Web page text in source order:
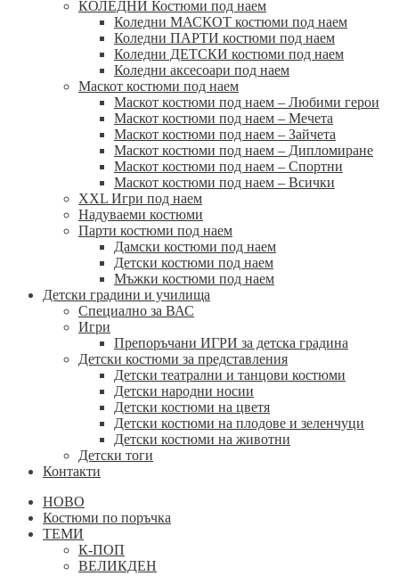
КОЛЕДНИ Костюми под наем
Коледни МАСКОТ костюми под наем
Коледни ПАРТИ костюми под наем
Коледни ДЕТСКИ костюми под наем
Коледни аксесоари под наем
Маскот костюми под наем
Маскот костюми под наем – Любими герои
Маскот костюми под наем – Мечета
Маскот костюми под наем – Зайчета
Маскот костюми под наем – Дипломиране
Маскот костюми под наем – Спортни
Маскот костюми под наем – Всички
XXL Игри под наем
Надуваеми костюми
Парти костюми под наем
Дамски костюми под наем
Детски костюми под наем
Мъжки костюми под наем
Детски градини и училища
Специално за ВАС
Игри
Препоръчани ИГРИ за детска градина
Детски костюми за представления
Детски театрални и танцови костюми
Детски народни носии
Детски костюми на цветя
Детски костюми на плодове и зеленчуци
Детски костюми на животни
Детски тоги
Контакти
НОВО
Костюми по поръчка
ТЕМИ
К-ПОП
ВЕЛИКДЕН